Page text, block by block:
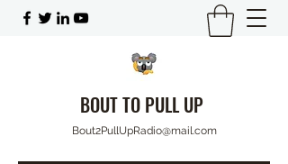
BOUT TO PULL UP
Bout2PullUpRadio@mail.com